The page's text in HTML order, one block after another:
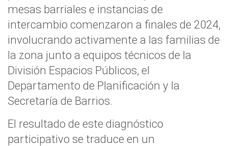
mesas barriales e instancias de
intercambio comenzaron a finales de 2024,
involucrando activamente a las familias de
la zona junto a equipos técnicos de la
División Espacios Públicos, el
Departamento de Planificación y la
Secretaría de Barrios.
El resultado de este diagnóstico
participativo se traduce en un